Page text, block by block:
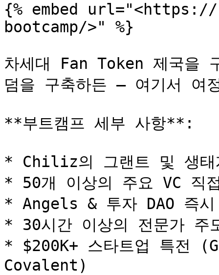
{% embed
bootcamp/>" %}
차세대 Fan Token 제국을
덤을 구축하든 — 여기서 여
**부트캠프 세부 사항**:
* Chiliz의 그랜트 및 생태
* 50개 이상의 주요 VC 직
* Angels & 투자 DAO 즉시
* 30시간 이상의 전문가 주
* $200K+ 스타트업 특전
Covalent)